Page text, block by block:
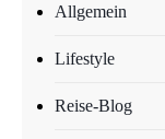
Allgemein
Lifestyle
Reise-Blog
Steve